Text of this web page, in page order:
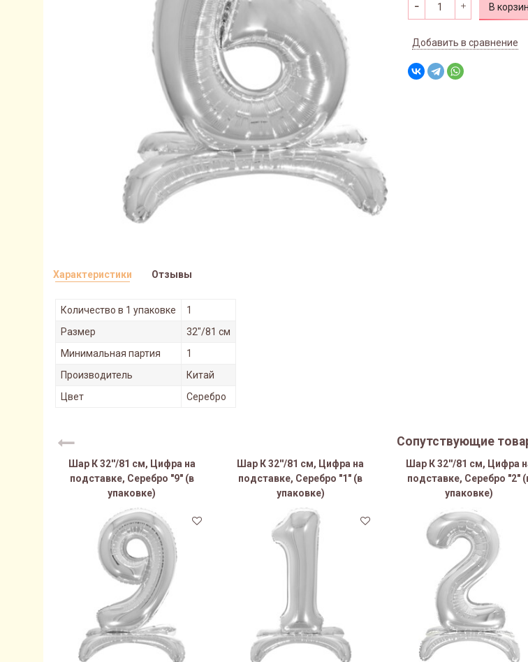
В
Добавить в сравнение
Характеристики
Количество в 1 упаковке
1
Размер
32"/81 см
Минимальная партия
1
Производитель
Китай
Цвет
Серебро
Отзывы
Сопутствующие
Шар К 32''/81 см, Цифра на
подставке, Серебро "9" (в
упаковке)
Шар К 32''/81 см, Цифра на
подставке, Серебро "1" (в
упаковке)
Шар К 32''/81 см, Цифра
подставке, Серебро "2"
упаковке)